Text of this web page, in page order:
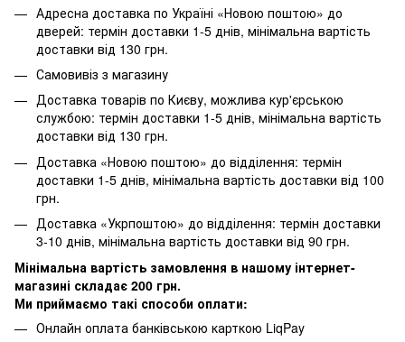
Адресна доставка по Україні «Новою поштою» до
дверей: термін доставки 1-5 днів, мінімальна вартість
доставки від 130 грн.
Самовивіз з магазину
Доставка товарів по Києву, можлива кур'єрською
службою: термін доставки 1-5 днів, мінімальна вартість
доставки від 130 грн.
Доставка «Новою поштою» до відділення: термін
доставки 1-5 днів, мінімальна вартість доставки від 100
грн.
Доставка «Укрпоштою» до відділення: термін доставки
3-10 днів, мінімальна вартість доставки від 90 грн.
Мінімальна вартість замовлення в нашому інтернет-
магазині складає 200 грн.
Ми приймаємо такі способи оплати:
Онлайн оплата банківською карткою LiqPay